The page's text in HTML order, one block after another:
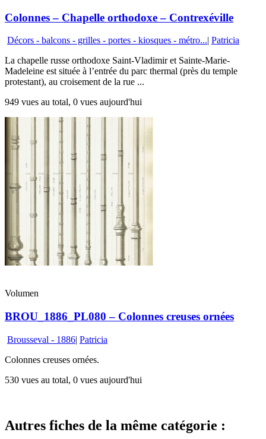
Colonnes – Chapelle orthodoxe – Contrexéville
Décors - balcons - grilles - portes - kiosques - métro... Patricia
La chapelle russe orthodoxe Saint-Vladimir et Sainte-Marie-
Madeleine est située à l’entrée du parc thermal (près du temple
protestant), au croisement de la rue ...
949 vues au total, 0 vues aujourd'hui
Volumen
BROU_1886_PL080 – Colonnes creuses ornées
Brousseval - 1886| Patricia
Colonnes creuses ornées.
530 vues au total, 0 vues aujourd'hui
Autres fiches de la même catégorie :